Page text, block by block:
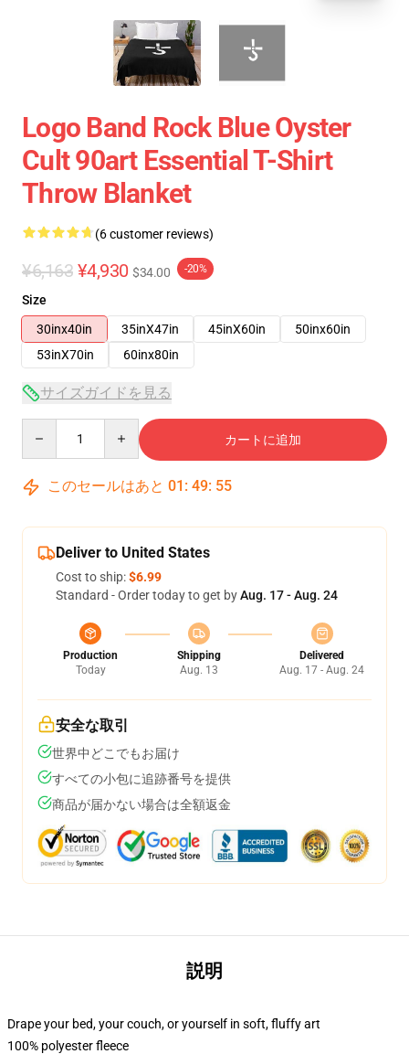
Logo Band Rock Blue Oyster
Cult 90art Essential T-Shirt
Throw Blanket
(6 customer reviews)
¥6,163 ¥4,930 $34.00 -20%
Size
30inx40in
35inX47in 45inX60in
50inx60in
53inX70in
60inx80in
サイズガイドを見る
カートに追加
このセールはあと 01 : 49: 54
Deliver to United States
Cost to ship:$6.99
Standard - Order today to get byAug. 17 - Aug. 24
Production
Today
Shipping
Aug. 13
Delivered
Aug. 17 - Aug. 24
安全な取引
世界中どこでもお届け
すべての小包に追跡番号を提供
商品が届かない場合は全額返金
説明
Drape your bed, your couch, or yourself in soft, fluffy art
100% polyester fleece